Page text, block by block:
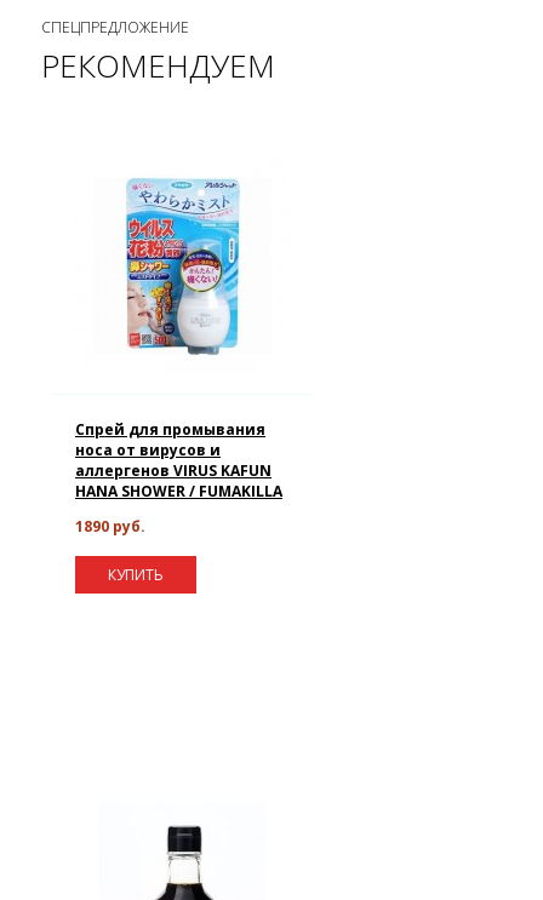
СПЕЦПРЕДЛОЖЕНИЕ
РЕКОМЕНДУЕМ
Спрей для промывания
носа от вирусов и
аллергенов VIRUS KAFUN
HANA SHOWER / FUMAKILLA
1890 руб.
КУПИТЬ